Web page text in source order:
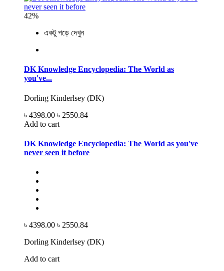
42%
একটু পড়ে দেখুন
DK Knowledge Encyclopedia: The World as
you've...
Dorling Kinderlsey (DK)
৳ 4398.00 ৳ 2550.84
Add to cart
DK Knowledge Encyclopedia: The World as you've
never seen it before
৳ 4398.00 ৳ 2550.84
Dorling Kinderlsey (DK)
Add to cart